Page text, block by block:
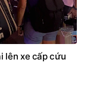
lên xe cấp cứu